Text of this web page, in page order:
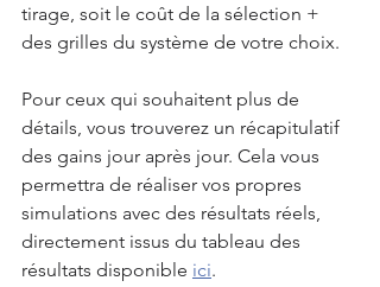
tirage, soit le coût de la sélection +
des grilles du système de votre choix.
Pour ceux qui souhaitent plus de
détails, vous trouverez un récapitulatif
des gains jour après jour. Cela vous
permettra de réaliser vos propres
simulations avec des résultats réels,
directement issus du tableau des
résultats disponible ici.